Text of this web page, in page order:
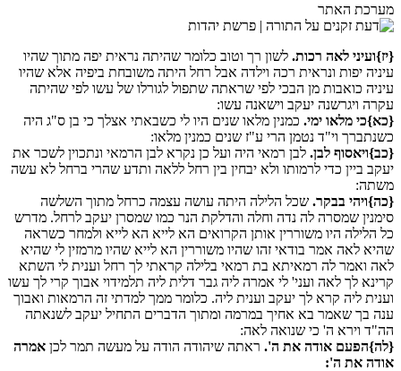
מערכת האתר
{יז}ועיני לאה רכות. לשון רך וטוב כלומר שהיתה נראית יפה מתוך שהיו
עיניה יפות ונראית רכה וילדה אבל רחל היתה משובחת ביפיה אלא שהיו
עיניה כואבות מן הבכי לפי שראתה שתפול לגורלו של עשו לפי שהיתה
עקרה ויגרשנה יעקב וישאנה עשו:
{כא}כי מלאו ימי. כמנין מלאו שנים היו לי כשבאתי אצלך כי בן ס"ג היה
כשנתברך וי"ד נטמן הרי ע"ז שנים כמנין מלאו:
{כב}ויאסוף לבן. לבן רמאי היה ועל כן נקרא לבן הרמאי ונתכוין לשכר את
יעקב ביין כדי לרמותו ולא יבחין בין רחל ללאה ותדע שהרי ברחל לא עשה
משתה:
{כה}ויהי בבקר. שכל הלילה היתה עושה עצמה כרחל מתוך השלשה
סימנין שמסרה לה נדה וחלה והדלקת הנר כמו שמסרן יעקב לרחל. מדרש
כל הלילה היו משוררין אותן הקרואים הא לייא הא לייא ולמחר כשראה
שהיא לאה אמר בודאי זהו שהיו משוררין הא לייא שהיו מרמזין לי שהיא
לאה ואמר לה רמאיתא בת רמאי בלילה קראתי לך רחל וענית לי השתא
קרינא לך לאה ועני' לי אמרה ליה גבר דלית ליה תלמידוי אבוך קרי לך עשו
וענית ליה קרא לך יעקב וענית ליה. כלומר ממך למדתי זה הרמאות ואבוך
ענה בך שאמר בא אחיך במרמה ומתוך הדברים התחיל יעקב לשנאתה
הה"ד וירא ה' כי שנואה לאה:
{לה}הפעם אודה את ה'. ראתה שיהודה הודה על מעשה תמר לכן אמרה
אודה את ה':